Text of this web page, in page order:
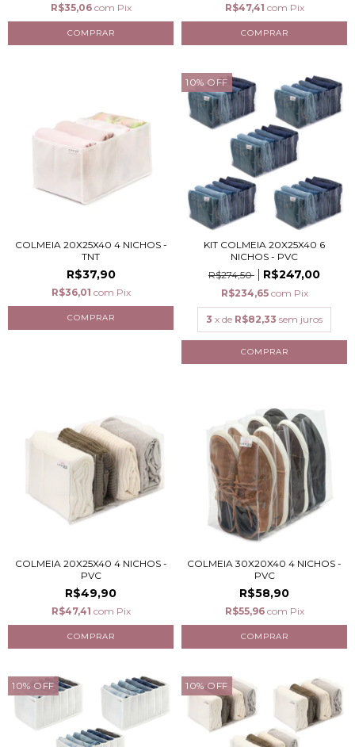
R$35,06 com Pix R$47,41 com Pix
COLMEIA 20X25X40 4 NICHOS -
TNT
R$37,90
R$36,01 com Pix
10% OFF
KIT COLMEIA 20X25X40 6
NICHOS - PVC
R$274,50
R$247,00
R$234,65 com Pix
3 x de R$82,33 sem juros
COLMEIA 20X25X40 4 NICHOS -
PVC
R$49,90
R$47,41 com Pix
COLMEIA 30X20X40 4 NICHOS -
PVC
R$58,90
R$55,96 com Pix
10% OFF 10% OFF